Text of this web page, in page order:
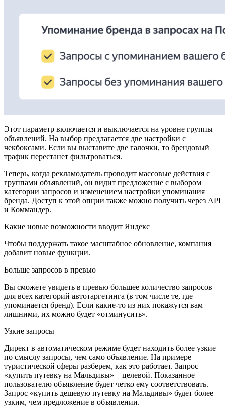
Этот параметр включается и выключается на уровне группы
объявлений. На выбор предлагается две настройки с
чекбоксами. Если вы выставите две галочки, то брендовый
трафик перестанет фильтроваться.
Теперь, когда рекламодатель проводит массовые действия с
группами объявлений, он видит предложение с выбором
категории запросов и изменением настройки упоминания
бренда. Доступ к этой опции также можно получить через API
и Коммандер.
Какие новые возможности вводит Яндекс
Чтобы поддержать такое масштабное обновление, компания
добавит новые функции.
Больше запросов в превью
Вы сможете увидеть в превью большее количество запросов
для всех категорий автотаргетинга (в том числе те, где
упоминается бренд). Если какие-то из них покажутся вам
лишними, их можно будет «отминусить».
Узкие запросы
Директ в автоматическом режиме будет находить более узкие
по смыслу запросы, чем само объявление. На примере
туристической сферы разберем, как это работает. Запрос
«купить путевку на Мальдивы» – целевой. Показанное
пользователю объявление будет четко ему соответствовать.
Запрос «купить дешевую путевку на Мальдивы» будет более
узким, чем предложение в объявлении.